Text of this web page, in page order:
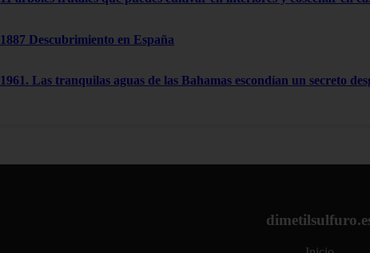
1887 Descubrimiento en España
1961. Las tranquilas aguas de las Bahamas escondían un secreto